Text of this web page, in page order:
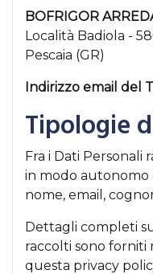
BOFRIGOR
Località Badiola -
Pescaia (GR)
Indirizzo email del
Tipologie
Fra i Dati Personali
in modo autonomo
nome, email,
Dettagli completi
raccolti sono forniti
questa privacy